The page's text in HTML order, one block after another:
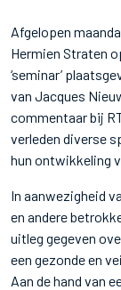
Afgelopen
Hermien Straten
‘seminar’
van Jacques
commentaar bij
verleden diverse
hun ontwikkeling
In aanwezigheid
en andere
uitleg gegeven
een gezonde en
Aan de hand van